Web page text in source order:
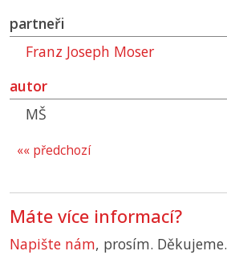
partneři
Franz Joseph Moser
autor
MŠ
«« předchozí
Máte více informací?
Napište nám, prosím. Děkujeme.